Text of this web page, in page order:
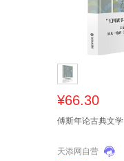
¥66.30
傅斯年论古典文学
天添网自营